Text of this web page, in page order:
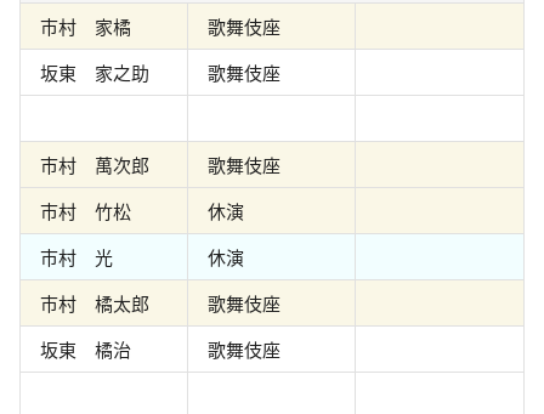
市村 家橘
歌舞伎座
坂東 家之助
歌舞伎座
市村 萬次郎
歌舞伎座
市村 竹松
休演
市村 光
休演
市村 橘太郎
歌舞伎座
坂東 橘治
歌舞伎座